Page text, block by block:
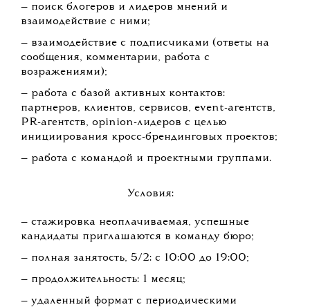
— поиск блогеров и лидеров мнений и
взаимодействие с ними;
— взаимодействие с подписчиками (ответы на
сообщения, комментарии, работа с
возражениями);
— работа с базой активных контактов:
партнеров, клиентов, сервисов, event-агентств,
PR-агентств, оpinion-лидеров с целью
инициирования кросс-брендинговых проектов;
— работа с командой и проектными группами.
Условия:
— стажировка неоплачиваемая, успешные
кандидаты приглашаются в команду бюро;
— полная занятость, 5/2: с 10:00 до 19:00;
— продолжительность: 1 месяц;
— удаленный формат c периодическими